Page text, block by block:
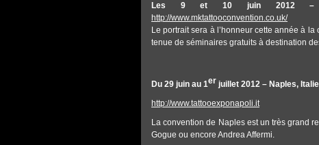
Les 9 et 10 juin 2012 –
http://www.mktattooconvention.co.uk/
Le portrait sera à l’honneur cette année à
tenue de séminaires gratuits à destination
Du 29 juin au 1er juillet 2012 – Naples, Italie
http://www.tattooexponapoli.it
La convention de Naples est un très grand
Gogue ou encore Andrea Affermi.